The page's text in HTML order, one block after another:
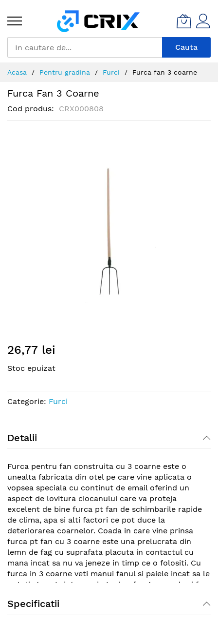
Continut
Cauta
Acasa Pentru gradina Furci Furca fan 3 coarne
Furca Fan 3 Coarne
Cod produs CRX000808
to
beginning
the
images
26,77 lei
Stoc epuizat
Categorie: Furci
Detalii
Furca pentru fan construita cu 3 coarne este o
unealta fabricata din otel pe care vine aplicata o
vopsea speciala cu continut de email oferind un
aspect de lovitura ciocanului care va proteja
excelent de bine furca pt fan de schimbarile rapide
de clima, apa si alti factori ce pot duce la
deteriorarea coarnelor. Coada in care vine prinsa
furca pt fan cu 3 coarne este una prelucrata din
lemn de fag cu suprafata placuta in contactul cu
mana incat sa nu va jeneze in timp ce o folositi. Cu
furca in 3 coarne veti manui fanul si paiele incat sa le
puteti strange intr-un singur loc foarte repede si fara
Specificatii